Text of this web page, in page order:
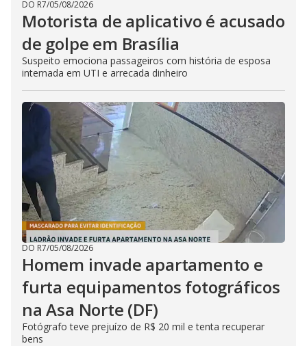
DO R7/05/08/2026
Motorista de aplicativo é acusado
de golpe em Brasília
Suspeito emociona passageiros com história de esposa
internada em UTI e arrecada dinheiro
DO R7/05/08/2026
Homem invade apartamento e
furta equipamentos fotográficos
na Asa Norte (DF)
Fotógrafo teve prejuízo de R$ 20 mil e tenta recuperar
bens